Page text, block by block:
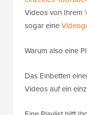
Videos von Ihrem
sogar eine
Warum also eine
Das Einbetten
Videos auf ein